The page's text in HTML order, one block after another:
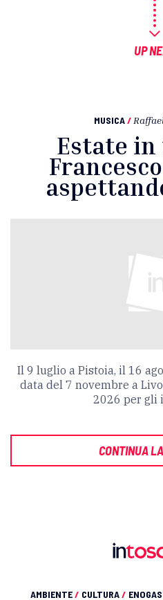
UP
MUSICA/
Estate
Il 9 luglio a Pistoia, il 16
data del 7 novembre a
2026 per gli
CONTINUA
AMBIENTE/ CULTURA/